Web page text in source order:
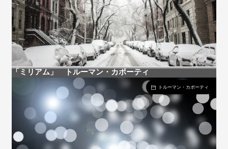
「ミリアム」 トルーマン・カポーティ
トルーマン・カポーティ